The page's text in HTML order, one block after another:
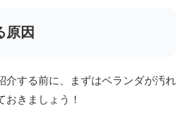
原因
介する前に、まずはベランダが汚れ
おきましょう！